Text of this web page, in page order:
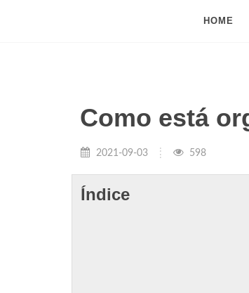
HOME
Como está
2021-09-03 598
Índice